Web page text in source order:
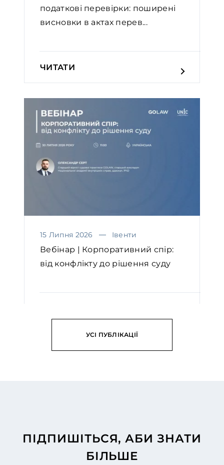
податкові перевірки: поширені
висновки в актах перев...
ЧИТАТИ
15 Липня 2026 Івенти
Вебінар | Корпоративний спір:
від конфлікту до рішення суду
УСІ ПУБЛІКАЦІЇ
ПІДПИШІТЬСЯ, АБИ ЗНАТИ
БІЛЬШЕ